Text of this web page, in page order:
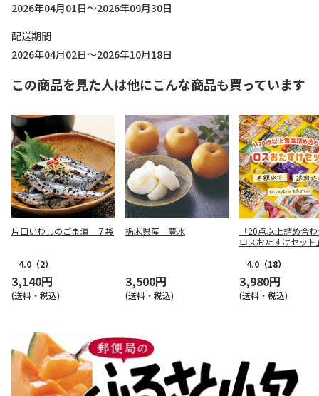
2026年04月01日～2026年09月30日
配送期間
2026年04月02日～2026年10月18日
この商品を見た人は他にこんな商品も買っています
片口いわしのごま漬 ７袋
4.0 （2）
3,140円
(送料・税込)
栃木県産 豊水
3,500円
(送料・税込)
「20点以上詰め合
ロスおたすけセット
4.0 （18）
3,980円
(送料・税込)